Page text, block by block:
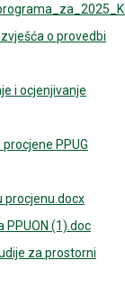
o provedbi
i ocjenjivanje
PPUG
procjenu.docx
(1).doc
za prostorni